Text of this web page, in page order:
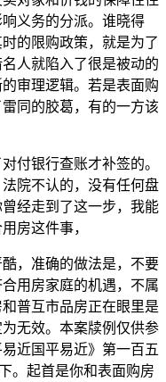
义务的分派。谁晓得
的限购政策，就是为了
人就陷入了很是被动的
审理逻辑。若是表面购
同的胶葛，有的一方该
银行查账才补签的。
院不认的，没有任何盘
经走到了这一步，我能
房这件事，
，准确的做法是，不要
用房家庭的机遇，不属
普互市品房正在眼里是
无效。本案牍例仅供参
近国平易近》第一百五
。起首是你和表面购房